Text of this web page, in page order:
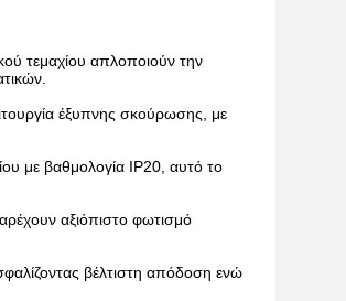
τεμαχίου απλοποιούν την
έξυπνης σκούρωσης, με
με βαθμολογία IP20, αυτό το
αξιόπιστο φωτισμό
βέλτιστη απόδοση ενώ